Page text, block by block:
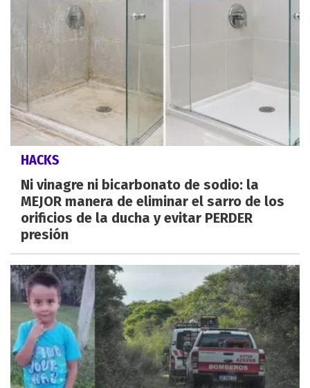
HACKS
Ni vinagre ni bicarbonato de sodio: la
MEJOR manera de eliminar el sarro de los
orificios de la ducha y evitar PERDER
presión